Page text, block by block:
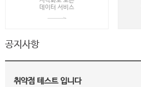
데이터 서비스
공지사항
취약점 테스트 입니다